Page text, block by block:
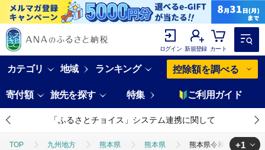
ログイン 新規登録 カート
カテゴリ 地域 ランキング 控除額を調べる
寄付額 旅先を探す 特集 ご利用ガイド
「ふるさとチョイス」システム連携に関して
TOP 九州地方 熊本県 熊本県 熊本県令和7年8月豪雨
+1